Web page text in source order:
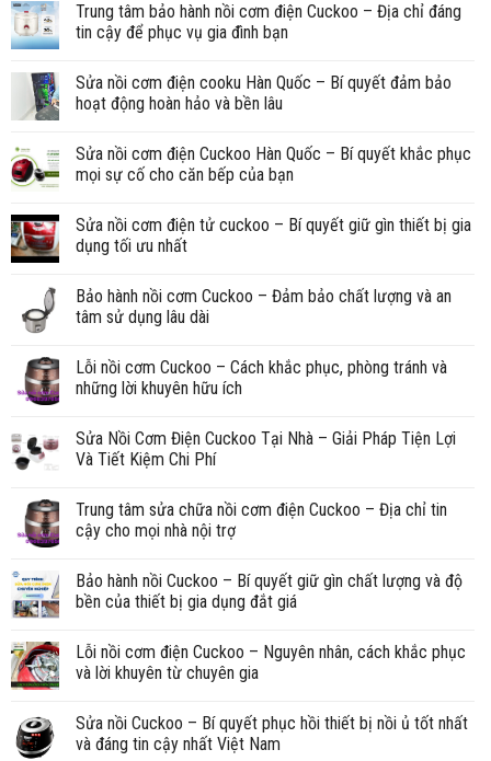
Trung tâm bảo hành nồi cơm điện Cuckoo – Địa chỉ đáng
tin cậy để phục vụ gia đình bạn
Sửa nồi cơm điện cooku Hàn Quốc – Bí quyết đảm bảo
hoạt động hoàn hảo và bền lâu
Sửa nồi cơm điện Cuckoo Hàn Quốc – Bí quyết khắc phục
mọi sự cố cho căn bếp của bạn
Sửa nồi cơm điện tử cuckoo – Bí quyết giữ gìn thiết bị gia
dụng tối ưu nhất
Bảo hành nồi cơm Cuckoo – Đảm bảo chất lượng và an
tâm sử dụng lâu dài
Lỗi nồi cơm Cuckoo – Cách khắc phục, phòng tránh và
những lời khuyên hữu ích
Sửa Nồi Cơm Điện Cuckoo Tại Nhà – Giải Pháp Tiện Lợi
Và Tiết Kiệm Chi Phí
Trung tâm sửa chữa nồi cơm điện Cuckoo – Địa chỉ tin
cậy cho mọi nhà nội trợ
Bảo hành nồi Cuckoo – Bí quyết giữ gìn chất lượng và độ
bền của thiết bị gia dụng đắt giá
Lỗi nồi cơm điện Cuckoo – Nguyên nhân, cách khắc phục
và lời khuyên từ chuyên gia
Sửa nồi Cuckoo – Bí quyết phục hồi thiết bị nồi ủ tốt nhất
và đáng tin cậy nhất Việt Nam